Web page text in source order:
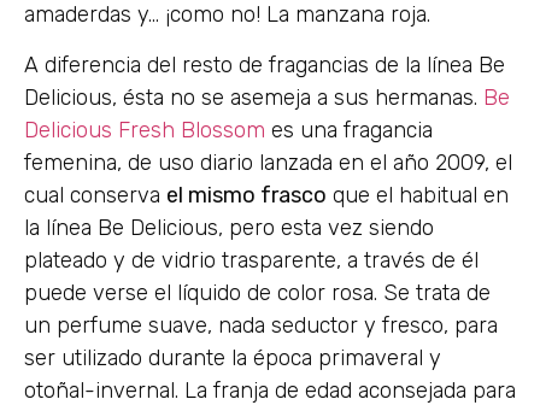
amaderdas y… ¡como no! La manzana roja.
A diferencia del resto de fragancias de la línea Be
Delicious, ésta no se asemeja a sus hermanas. Be
Delicious Fresh Blossom es una fragancia
femenina, de uso diario lanzada en el año 2009, el
cual conserva el mismo frasco que el habitual en
la línea Be Delicious, pero esta vez siendo
plateado y de vidrio trasparente, a través de él
puede verse el líquido de color rosa. Se trata de
un perfume suave, nada seductor y fresco, para
ser utilizado durante la época primaveral y
otoñal-invernal. La franja de edad aconsejada para